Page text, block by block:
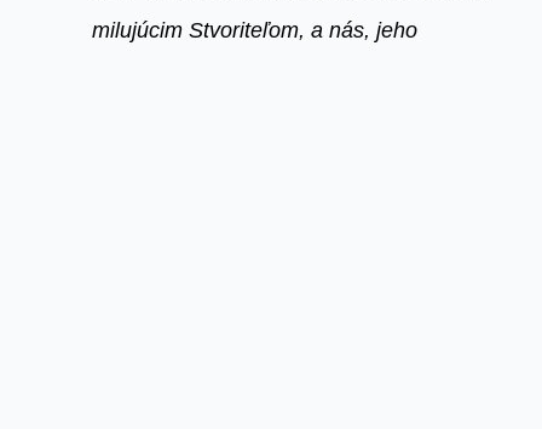
milujúcim Stvoriteľom, a nás, jeho